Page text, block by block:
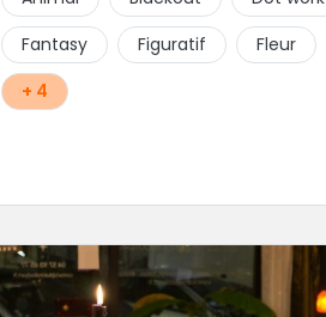
envoyer un message ou à l'appeler.
Fantasy
Figuratif
Fleur
+ 4